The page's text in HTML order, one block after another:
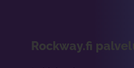
Rockway.fi palvelu